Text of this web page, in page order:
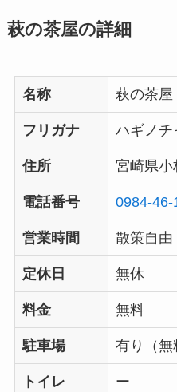
萩の茶屋の詳細
名称 萩の茶屋
フリガナ ハギノチ
住所 宮崎県小
電話番号 0984-46-
営業時間 散策自由
定休日 無休
料金 無料
駐車場 有り（無
トイレ ー